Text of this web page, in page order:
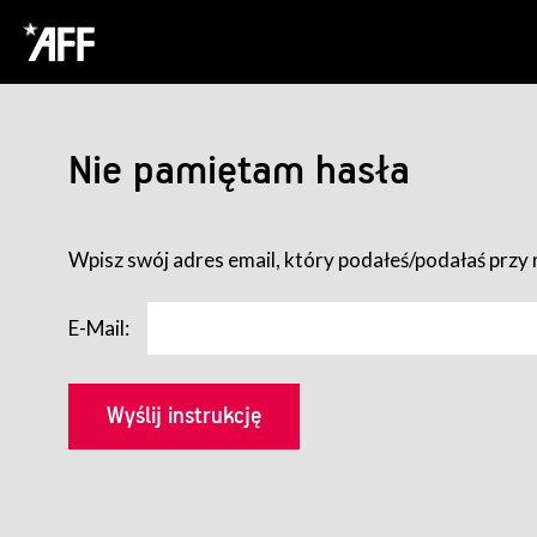
Nie pamiętam hasła
Wpisz swój adres email, który podałeś/podałaś
E-Mail: